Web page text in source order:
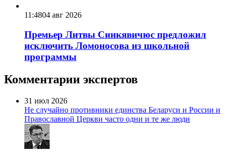
11:4804 авг 2026
Премьер Литвы Синкявичюс предложил
исключить Ломоносова из школьной
программы
Комментарии экспертов
31 июл 2026
Не случайно противники единства Беларуси и России и
Православной Церкви часто одни и те же люди